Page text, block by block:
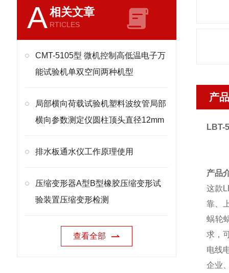
A相关文章
RTICLES
CMT-5105型 微机控制高低温电子万
能试验机单双空间两种机型
局部横向荷载试验机塑料波纹管局部
横向参数测定仪圆柱顶头直径12mm
排水板通水仪工作原理使用
压缩变形器A型B型橡胶压缩变形试
验装置压缩变形检测
查看全部
产
LBT-
产品
这款
靠、
蜗轮
求，
电线
企业